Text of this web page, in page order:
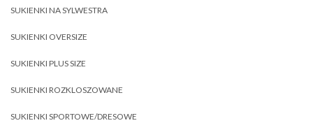
SUKIENKI NA SYLWESTRA
SUKIENKI OVERSIZE
SUKIENKI PLUS SIZE
SUKIENKI ROZKLOSZOWANE
SUKIENKI SPORTOWE/DRESOWE